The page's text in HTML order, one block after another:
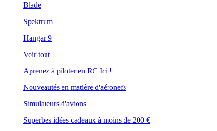
Blade
Spektrum
Hangar 9
Voir tout
Aprenez à piloter en RC Ici !
Nouveautés en matière d'aéronefs
Simulateurs d'avions
Superbes idées cadeaux à moins de 200 €